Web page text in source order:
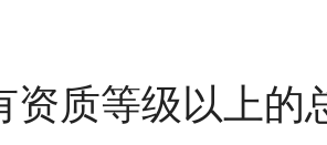
资质等级以上的